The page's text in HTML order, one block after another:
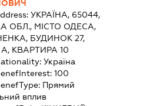
УКРАЇНА, 65044,
ОБЛ., МІСТО ОДЕСА,
БУДИНОК 27,
КВАРТИРА 10
Україна
100
Прямий
вплив